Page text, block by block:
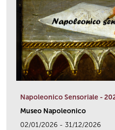
Napoleonico Sensoriale -
Museo Napoleonico
02/01/2026 - 31/12/2026